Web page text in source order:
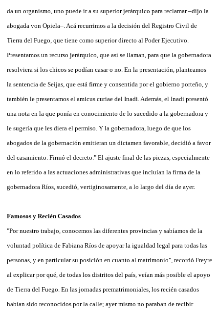
da un organismo, uno puede ir a su superior jerárquico para reclamar –dijo la
abogada von Opiela–. Acá recurrimos a la decisión del Registro Civil de
Tierra del Fuego, que tiene como superior directo al Poder Ejecutivo.
Presentamos un recurso jerárquico, que así se llaman, para que la gobernadora
resolviera si los chicos se podían casar o no. En la presentación, planteamos
la sentencia de Seijas, que está firme y consentida por el gobierno porteño, y
también le presentamos el amicus curiae del Inadi. Además, el Inadi presentó
una nota en la que ponía en conocimiento de lo sucedido a la gobernadora y
le sugería que les diera el permiso. Y la gobernadora, luego de que los
abogados de la gobernación emitieran un dictamen favorable, decidió a favor
del casamiento. Firmó el decreto." El ajuste final de las piezas, especialmente
en lo referido a las actuaciones administrativas que incluían la firma de la
gobernadora Ríos, sucedió, vertiginosamente, a lo largo del día de ayer.
Famosos y Recién Casados
"Por nuestro trabajo, conocemos las diferentes provincias y sabíamos de la
voluntad política de Fabiana Ríos de apoyar la igualdad legal para todas las
personas, y en particular su posición en cuanto al matrimonio", recordó Freyre
al explicar por qué, de todas los distritos del país, veían más posible el apoyo
de Tierra del Fuego. En las jornadas prematrimoniales, los recién casados
habían sido reconocidos por la calle; ayer mismo no paraban de recibir